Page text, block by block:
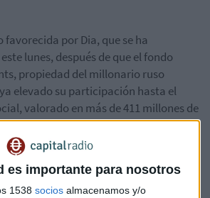
es importante para nosotros
1538 socios almacenamos y/o
favorecida por Dia, que se ha
lunes, después de que el fondo
propiedad del millonario ruso
elevado su participación hasta el
valorado en más de 411 millones de
con el 25% de la firma. El precio
de supermercados se ha elevado
acción.